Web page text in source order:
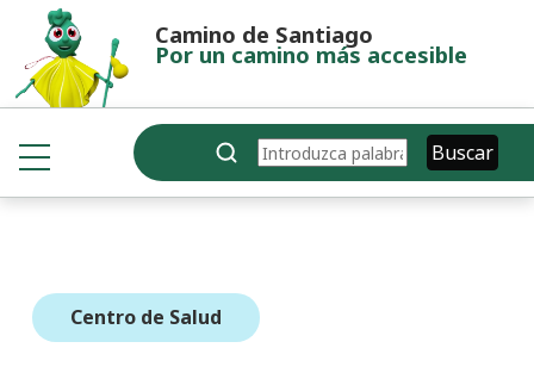
Pasar al contenido principal
Camino de Santiago
Por un camino más accesible
Buscar Buscar
Centro de Salud